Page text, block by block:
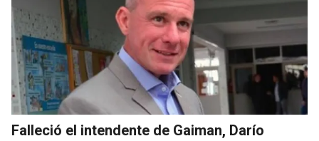
Falleció el intendente de Gaiman, Darío